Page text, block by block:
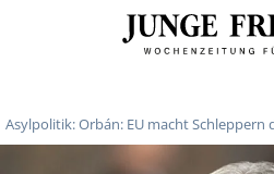
Asylpolitik: Orbán: EU macht Schleppern